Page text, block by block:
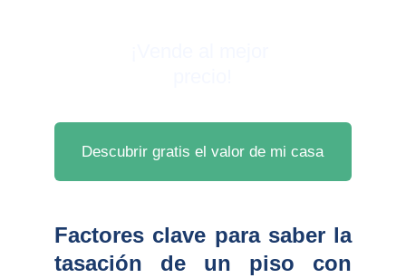
Descubrir gratis el valor de mi casa
Factores clave para saber la
tasación de un piso con